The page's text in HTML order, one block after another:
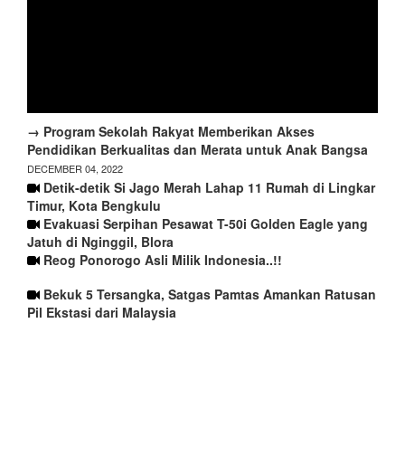
→ Program Sekolah Rakyat Memberikan Akses
Pendidikan Berkualitas dan Merata untuk Anak Bangsa
DECEMBER 04, 2022
Detik-detik Si Jago Merah Lahap 11 Rumah di Lingkar
Timur, Kota Bengkulu
Evakuasi Serpihan Pesawat T-50i Golden Eagle yang
Jatuh di Nginggil, Blora
Reog Ponorogo Asli Milik Indonesia..!!
Bekuk 5 Tersangka, Satgas Pamtas Amankan Ratusan
Pil Ekstasi dari Malaysia